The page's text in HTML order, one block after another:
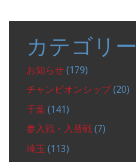
カテゴリー
お知らせ (179)
チャンピオンシップ(20)
千葉 (141)
参入戦・入替戦 (7)
埼玉 (113)